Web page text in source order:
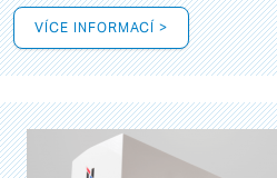
VÍCE INFORMACÍ >